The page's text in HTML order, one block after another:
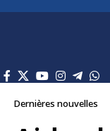
Dernières nouvelles